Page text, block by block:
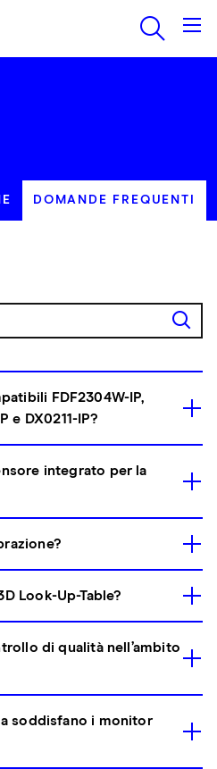
DOMANDE FREQUENTI
FDF2304W-IP,
e DX0211-IP?
integrato per la
Look-Up-Table?
di qualità nell’ambito
soddisfano i monitor